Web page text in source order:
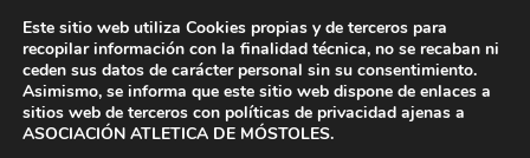
contenido
Este sitio web utiliza Cookies propias y de terceros para
recopilar información con la finalidad técnica, no se recaban ni
ceden sus datos de carácter personal sin su consentimiento.
Asimismo, se informa que este sitio web dispone de enlaces a
sitios web de terceros con políticas de privacidad ajenas a
ASOCIACIÓN ATLETICA DE MÓSTOLES.